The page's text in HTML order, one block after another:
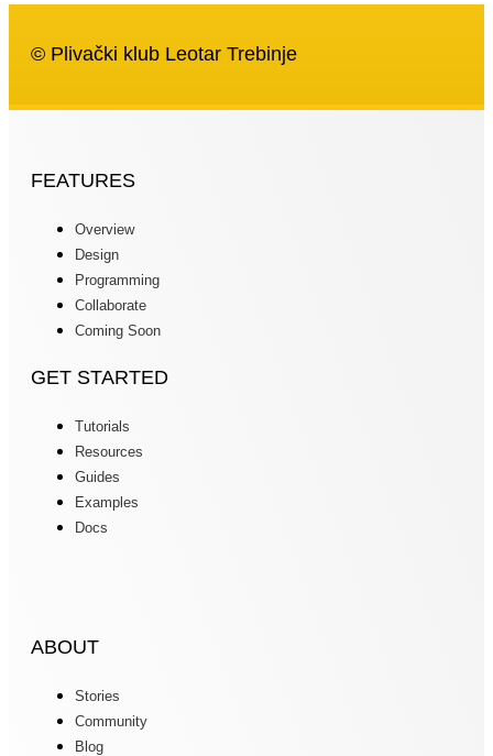
© Plivački klub Leotar Trebinje
FEATURES
Overview
Design
Programming
Collaborate
Coming Soon
GET STARTED
Tutorials
Resources
Guides
Examples
Docs
ABOUT
Stories
Community
Blog